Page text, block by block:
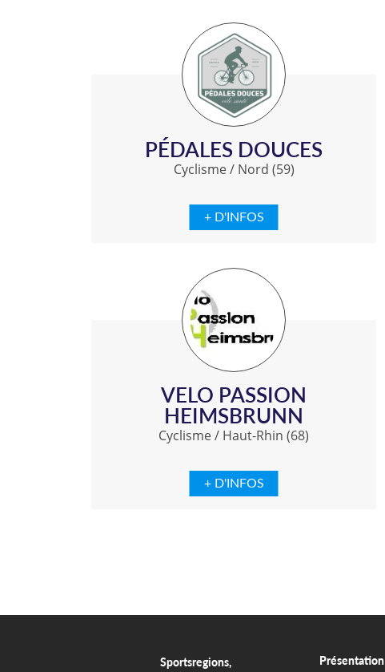
PÉDALES DOUCES
Cyclisme/ Nord (59)
+ D'INFOS
VELO PASSION
HEIMSBRUNN
Cyclisme/ Haut-Rhin (68)
+ D'INFOS
Sportsregions,
Présentation